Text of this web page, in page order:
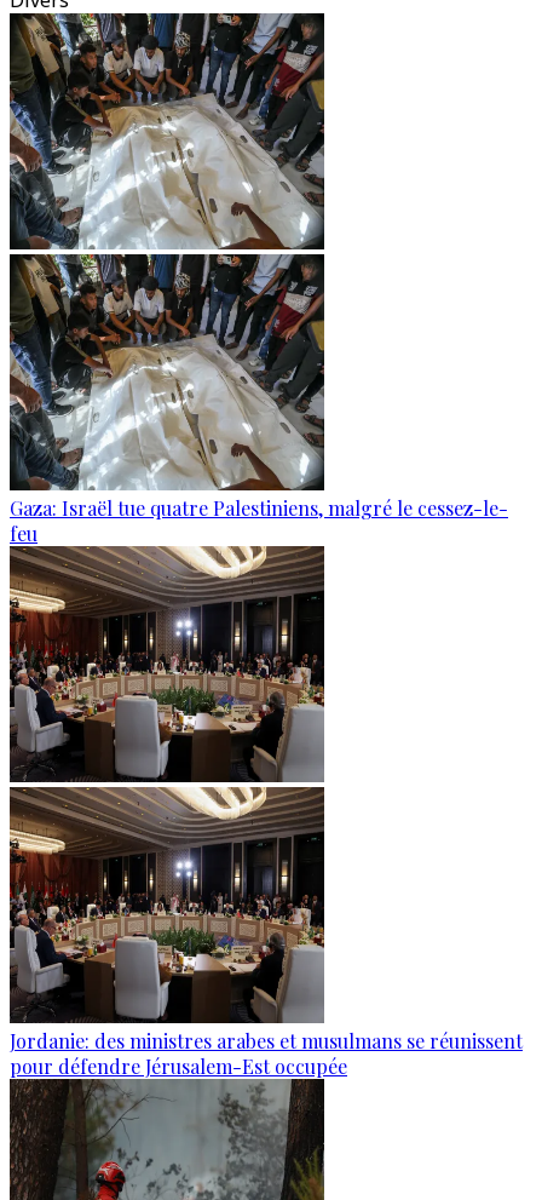
Gaza: Israël tue quatre Palestiniens, malgré le cessez-le-
feu
Jordanie: des ministres arabes et musulmans se réunissent
pour défendre Jérusalem-Est occupée